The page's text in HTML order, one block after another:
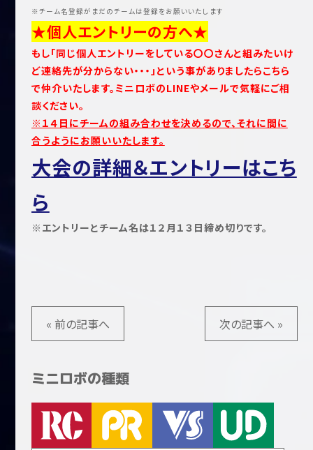
※チーム名登録がまだのチームは登録をお願いいたします
★個人エントリーの方へ★
もし「同じ個人エントリーをしている〇〇さんと組みたいけ
ど連絡先が分からない・・・」という事がありましたらこちら
で仲介いたします。ミニロボのLINEやメールで気軽にご相
談ください。
※１４日にチームの組み合わせを決めるので、それに間に
合うようにお願いいたします。
大会の詳細＆エントリーはこち
ら
※エントリーとチーム名は１２月１３日締め切りです。
« 前の記事へ 次の記事へ »
ミニロボの種類